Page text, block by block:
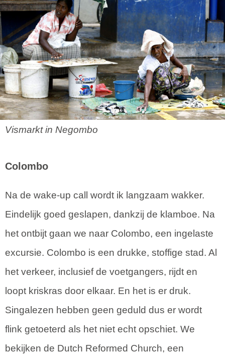
Vismarkt in Negombo
Colombo
Na de wake-up call wordt ik langzaam wakker.
Eindelijk goed geslapen, dankzij de klamboe. Na
het ontbijt gaan we naar Colombo, een ingelaste
excursie. Colombo is een drukke, stoffige stad. Al
het verkeer, inclusief de voetgangers, rijdt en
loopt kriskras door elkaar. En het is er druk.
Singalezen hebben geen geduld dus er wordt
flink getoeterd als het niet echt opschiet. We
bekijken de Dutch Reformed Church, een